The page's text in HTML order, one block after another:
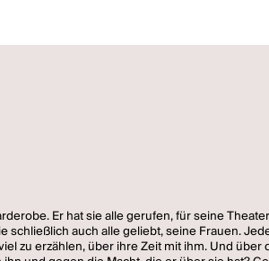
Er hat sie alle gerufen, für seine
schließlich auch alle geliebt, seine Frauen.
zu erzählen, über ihre Zeit mit ihm. Und